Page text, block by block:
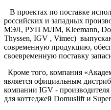
В проектах по поставке
российских и западных
МЭЛ, РУП МЛМ, Kleemann,
Thyssen, IGV , Vimec)
современную продукцию,
своевременную поставку
Кроме того, компания
является официальным
компании IGV -
для коттеджей Domuslift и